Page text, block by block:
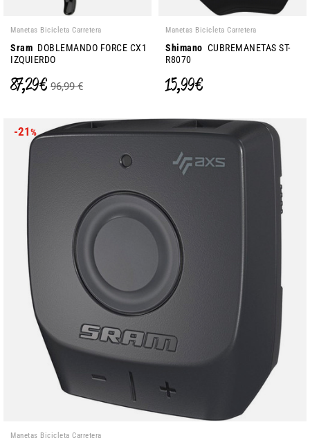
Manetas Bicicleta Carretera
Sram DOBLEMANDO FORCE CX1
IZQUIERDO
87,29 € 96,99 €
Manetas Bicicleta Carretera
Shimano CUBREMANETAS ST-
R8070
15,99 €
-21%
Manetas Bicicleta Carretera